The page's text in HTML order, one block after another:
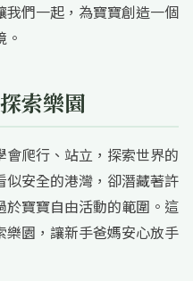
們一起，為寶寶創造一個
索樂園
爬行、站立，探索世界的
安全的港灣，卻潛藏著許
寶寶自由活動的範圍。這
樂園，讓新手爸媽安心放手